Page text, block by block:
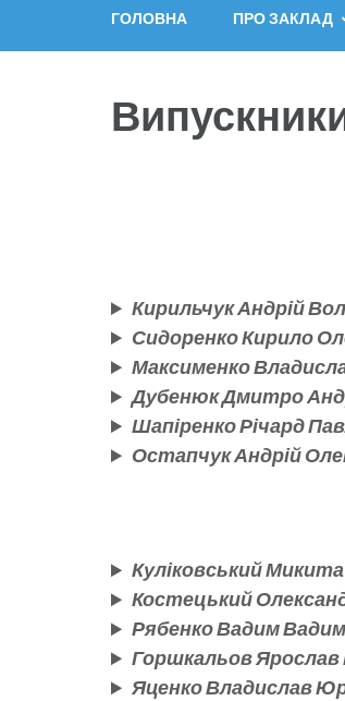
ГОЛОВНА ПРО ЗАКЛАД
Кирильчук Андрій
Сидоренко Кирило
Максименко
Дубенюк Дмитро
Шапіренко Річард
Остапчук Андрій
Куліковський
Костецький
Рябенко Вадим
Горшкальов
Яценко Владислав